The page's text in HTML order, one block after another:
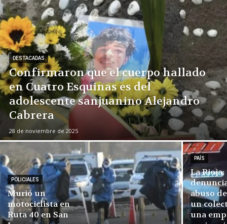
DESTACADAS
Confirmaron que el cuerpo hallado
en Cuatro Esquinas es del
adolescente sanjuanino Alejandro
Cabrera
28 de noviembre de 2025
POLICIALES
Murió un
motociclista en
Ruta 40 en San
PAÍS
La Rioja:
abuso
un
una